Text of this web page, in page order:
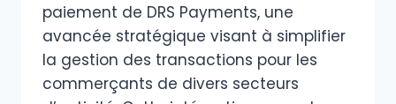
paiement de DRS Payments, une
avancée stratégique visant à simplifier
la gestion des transactions pour les
commerçants de divers secteurs